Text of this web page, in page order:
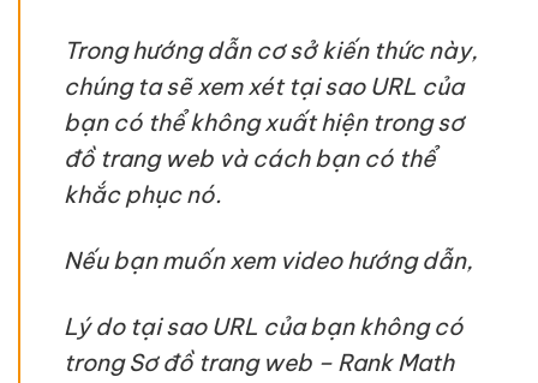
Trong hướng dẫn cơ sở kiến thức này,
chúng ta sẽ xem xét tại sao URL của
bạn có thể không xuất hiện trong sơ
đồ trang web và cách bạn có thể
khắc phục nó.
Nếu bạn muốn xem video hướng dẫn,
Lý do tại sao URL của bạn không có
trong Sơ đồ trang web – Rank Math